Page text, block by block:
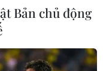
Bản chủ động